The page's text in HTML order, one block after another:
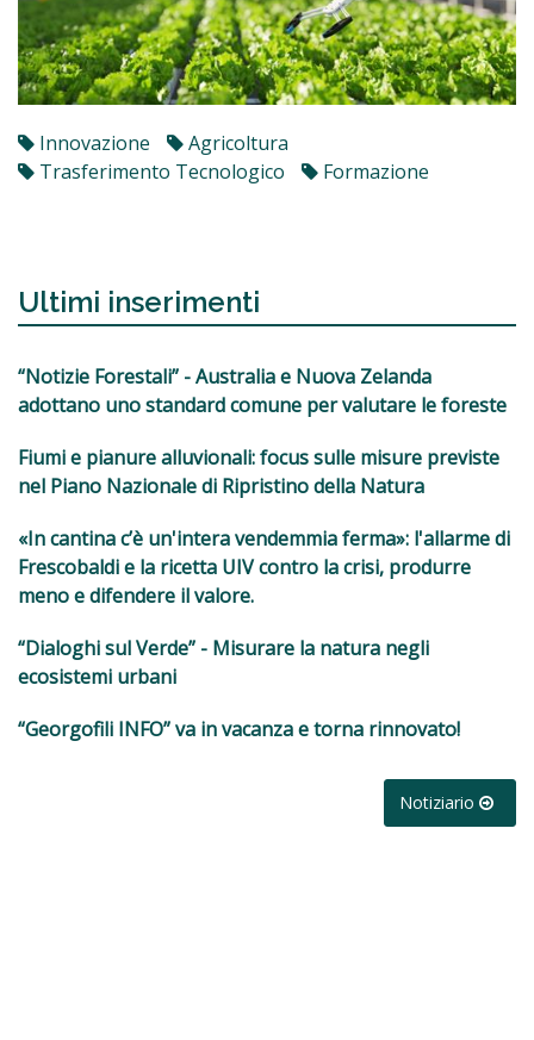
Innovazione
Agricoltura
Trasferimento Tecnologico
Formazione
Ultimi inserimenti
“Notizie Forestali” - Australia e Nuova Zelanda
adottano uno standard comune per valutare le foreste
Fiumi e pianure alluvionali: focus sulle misure previste
nel Piano Nazionale di Ripristino della Natura
«In cantina c’è un'intera vendemmia ferma»: l'allarme di
Frescobaldi e la ricetta UIV contro la crisi, produrre
meno e difendere il valore.
“Dialoghi sul Verde” - Misurare la natura negli
ecosistemi urbani
“Georgofili INFO” va in vacanza e torna rinnovato!
Notiziario